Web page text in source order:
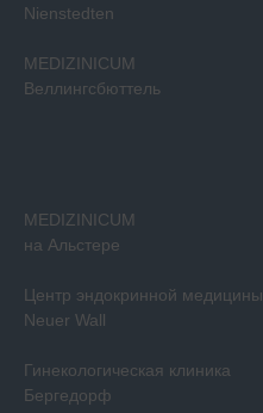
Nienstedten
MEDIZINICUM
Веллингсбюттель
MEDIZINICUM
на Альстере
Центр эндокринной медицины
Neuer Wall
Гинекологическая клиника
Бергедорф